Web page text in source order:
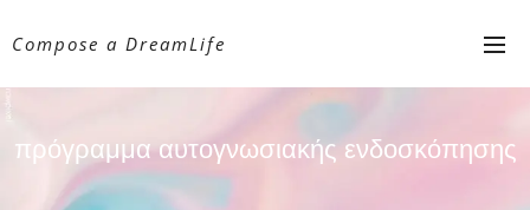
Compose a DreamLife
πρόγραμμα αυτογνωσιακής ενδοσκόπησης